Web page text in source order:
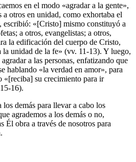
en el modo «agradar a la gente»,
otros en unidad, como exhortaba el
escribió: «[Cristo] mismo constituyó a
a otros, evangelistas; a otros,
la edificación del cuerpo de Cristo,
la unidad de la fe» (vv. 11-13). Y luego,
a las personas, enfatizando que
hablando «la verdad en amor», para
«[reciba] su crecimiento para ir
16).
demás para llevar a cabo los
agrademos a los demás o no,
Él obra a través de nosotros para